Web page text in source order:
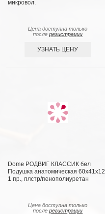
микровол.
Цена доступна только
послерегистрации
УЗНАТЬ ЦЕНУ
Dome РОДВИГ КЛАССИК бел
Подушка анатомическая 60х41х12,
1 пр., плстр/пенополиуретан
Цена доступна только
послерегистрации